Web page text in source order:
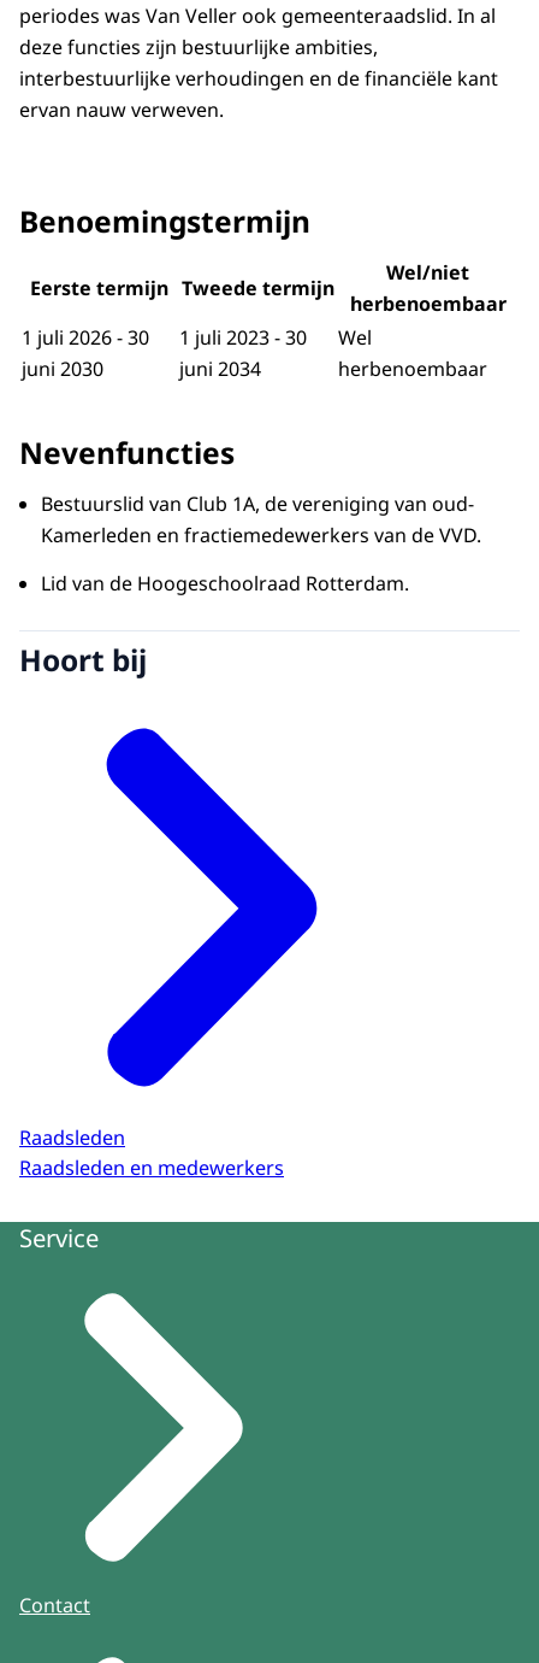
periodes was Van Veller ook gemeenteraadslid. In al
deze functies zijn bestuurlijke ambities,
interbestuurlijke verhoudingen en de financiële kant
ervan nauw verweven.
Benoemingstermijn
Eerste termijn Tweede termijn
Wel/niet
herbenoembaar
1 juli 2026 - 30
juni 2030
1 juli 2023 - 30
juni 2034
Wel
herbenoembaar
Nevenfuncties
Bestuurslid van Club 1A, de vereniging van oud-
Kamerleden en fractiemedewerkers van de VVD.
Lid van de Hoogeschoolraad Rotterdam.
Hoort bij
Raadsleden
Raadsleden en medewerkers
Service
Contact